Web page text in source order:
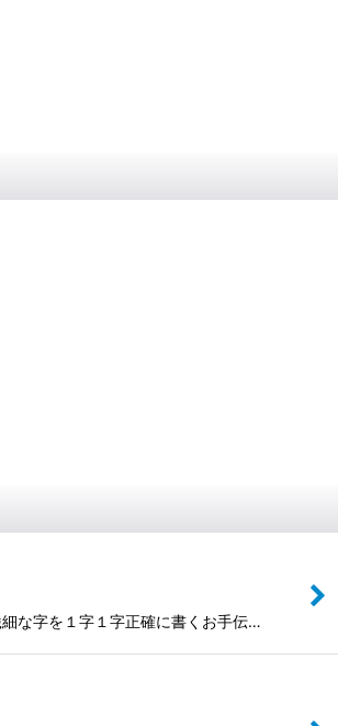
な字を１字１字正確に書くお手伝…